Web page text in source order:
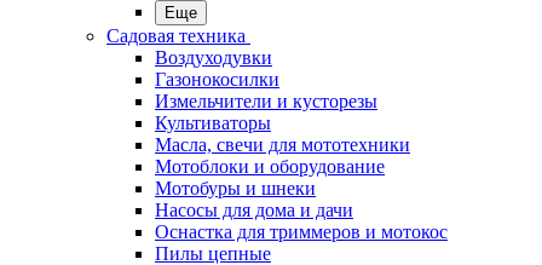
Еще
Садовая техника
Воздуходувки
Газонокосилки
Измельчители и кусторезы
Культиваторы
Масла, свечи для мототехники
Мотоблоки и оборудование
Мотобуры и шнеки
Насосы для дома и дачи
Оснастка для триммеров и мотокос
Пилы цепные